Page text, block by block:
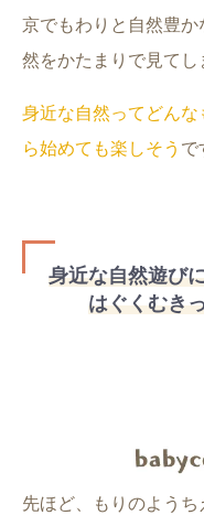
京でもわりと自然豊
然をかたまりで見てし
身近な自然ってどん
ら始めても楽しそう で
身近な自然遊び
はぐくむき
先ほど、もりのよう